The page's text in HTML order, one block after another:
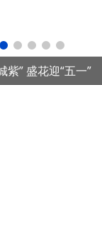
紫” 盛花迎“五一”